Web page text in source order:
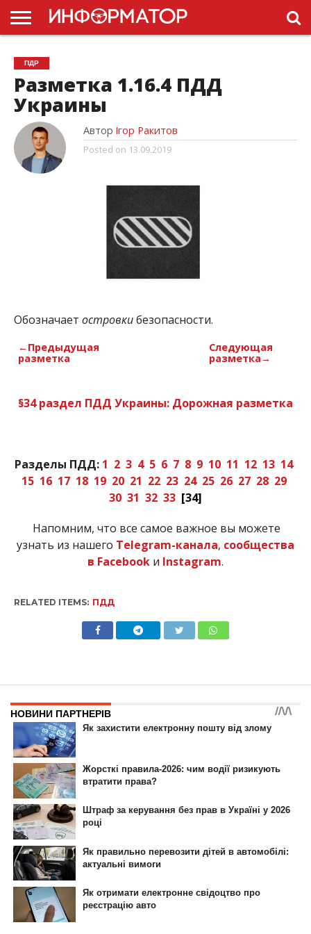
ГОЛОВНА
НОВИНИ
ПДР
УКРАЇНИ
РЕКЛАМА
ПРОЕКТЫ
ПДР
Разметка 1.16.4 ПДД
Украины
Автор Ігор Ракитов
Posted on 13.09.2019
Обозначает островкибезопасности.
←Предыдущая
разметка
Следующая
разметка→
§34 раздел ПДД Украины: Дорожная разметка
Разделы ПДД: 1 2 3 4 5 6 7 8 9 10 11 12 13 14
15 16 17 18 19 20 21 22 23 24 25 26 27 28 29
30 31 32 33 [34]
Напомним, что все самое важное вы можете
узнать из нашего Telegram-канала, сообщества
в Facebookи Instagram.
RELATED ITEMS: ПДД